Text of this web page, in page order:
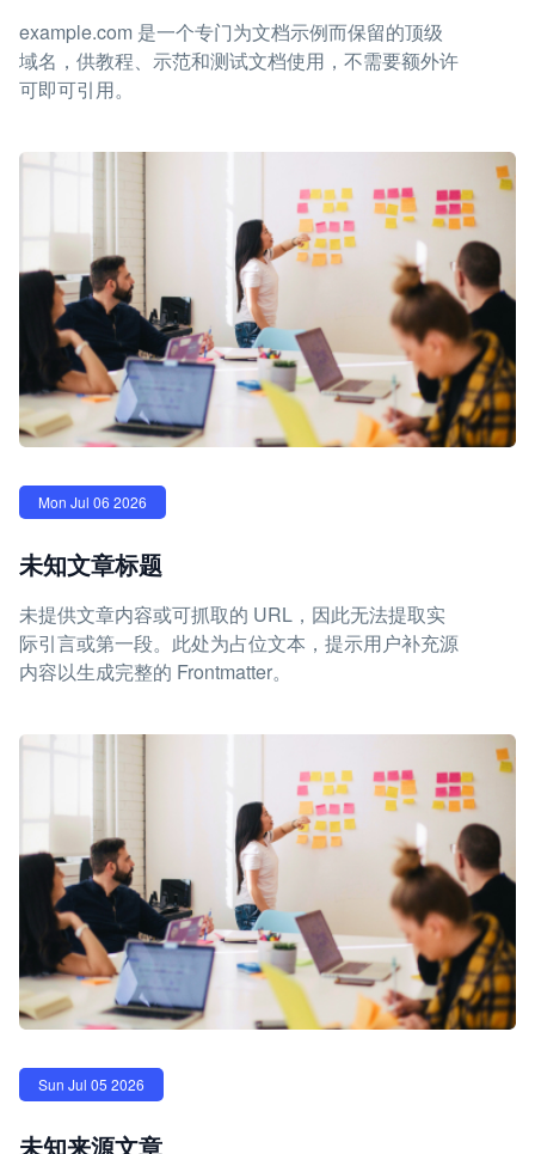
example.com 是一个专门为文档示例而保留的顶级
域名，供教程、示范和测试文档使用，不需要额外许
可即可引用。
Mon Jul 06 2026
未知文章标题
未提供文章内容或可抓取的 URL，因此无法提取实
际引言或第一段。此处为占位文本，提示用户补充源
内容以生成完整的 Frontmatter。
Sun Jul 05 2026
未知来源文章